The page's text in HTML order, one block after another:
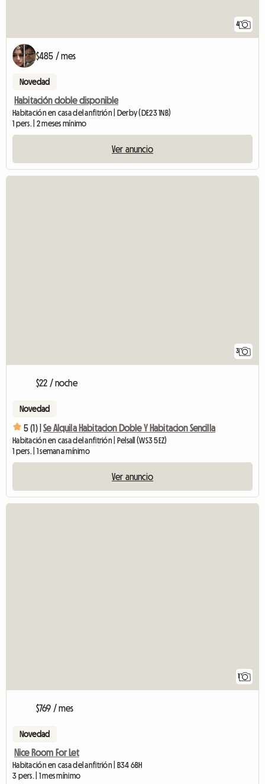
4
$485 / mes
Novedad
Habitación doble disponible
Habitación en casa del anfitrión | Derby (DE23 1NB)
1 pers. | 2 meses mínimo
Ver anuncio
3
$22 / noche
Novedad
5 (1) | Se Alquila Habitacion Doble Y Habitacion Sencilla
Habitación en casa del anfitrión | Pelsall (WS3 5EZ)
1 pers. | 1 semana mínimo
Ver anuncio
1
$769 / mes
Novedad
Nice Room For Let
Habitación en casa del anfitrión | B34 6BH
3 pers. | 1 mes mínimo